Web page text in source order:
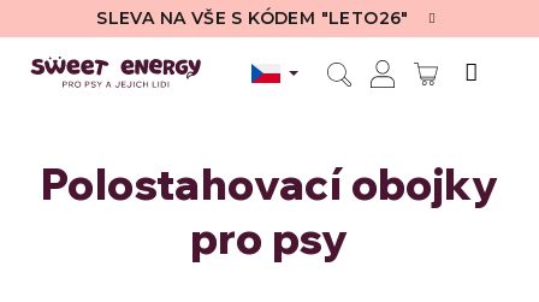
obsah
SLEVA NA VŠE S KÓDEM "LETO26"
Polostahovací obojky
pro psy